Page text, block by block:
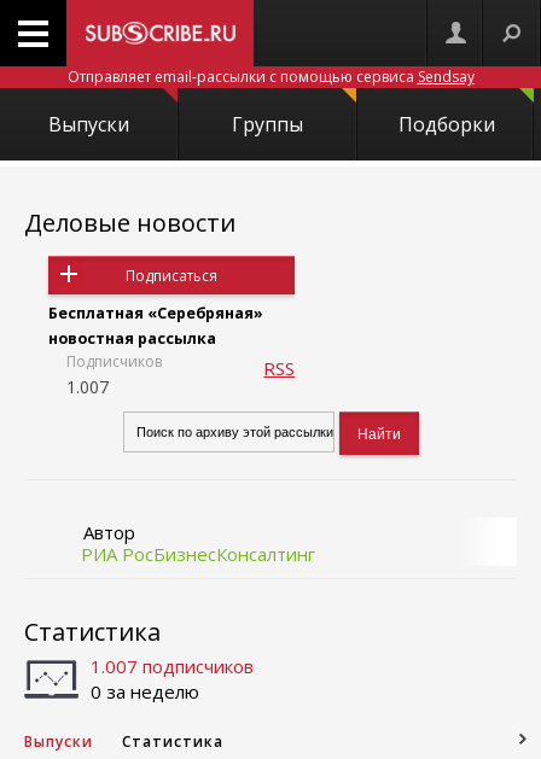
Отправляет email-рассылки с помощью сервиса Sendsay
Выпуски Группы Подборки
Деловые новости
Подписаться
Бесплатная «Серебряная»
новостная рассылка
Подписчиков
1.007
RSS
Автор
РИА РосБизнесКонсалтинг
Статистика
1.007 подписчиков
0 за неделю
Выпуски Статистика